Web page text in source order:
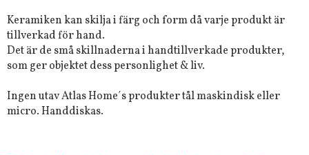
Keramiken kan skilja i färg och form då varje produkt är
tillverkad för hand.
Det är de små skillnaderna i handtillverkade produkter,
som ger objektet dess personlighet & liv.
Ingen utav Atlas Home´s produkter tål maskindisk eller
micro. Handdiskas.